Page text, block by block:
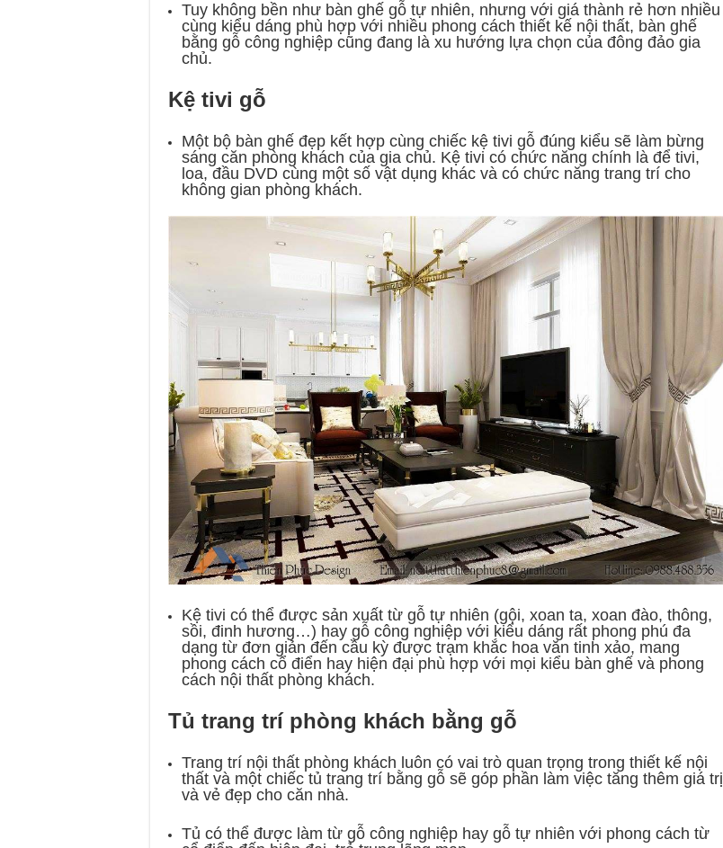
Tuy không bền như bàn ghế gỗ tự nhiên, nhưng với giá thành rẻ hơn nhiều
cùng kiểu dáng phù hợp với nhiều phong cách thiết kế nội thất, bàn ghế
bằng gỗ công nghiệp cũng đang là xu hướng lựa chọn của đông đảo gia
chủ.
Kệ tivi gỗ
Một bộ bàn ghế đẹp kết hợp cùng chiếc kệ tivi gỗ đúng kiểu sẽ làm bừng
sáng căn phòng khách của gia chủ. Kệ tivi có chức năng chính là để tivi,
loa, đầu DVD cùng một số vật dụng khác và có chức năng trang trí cho
không gian phòng khách.
Kệ tivi có thể được sản xuất từ gỗ tự nhiên (gội, xoan ta, xoan đào, thông,
sồi, đinh hương…) hay gỗ công nghiệp với kiểu dáng rất phong phú đa
dạng từ đơn giản đến cầu kỳ được trạm khắc hoa văn tinh xảo, mang
phong cách cổ điển hay hiện đại phù hợp với mọi kiểu bàn ghế và phong
cách nội thất phòng khách.
Tủ trang trí phòng khách bằng gỗ
Trang trí nội thất phòng khách luôn có vai trò quan trọng trong thiết kế nội
thất và một chiếc tủ trang trí bằng gỗ sẽ góp phần làm việc tăng thêm giá trị
và vẻ đẹp cho căn nhà.
Tủ có thể được làm từ gỗ công nghiệp hay gỗ tự nhiên với phong cách từ